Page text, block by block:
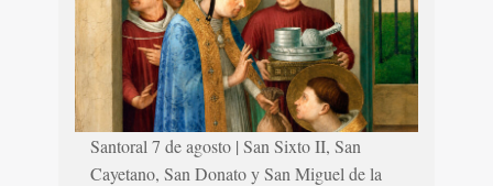
Santoral 7 de agosto | San Sixto II, San
Cayetano, San Donato y San Miguel de la